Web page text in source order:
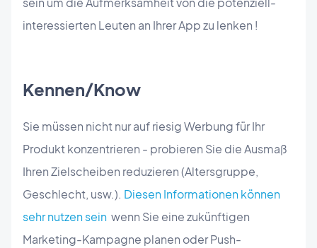
interessierten Leuten an Ihrer App zu lenken !
Kennen/Know
Sie müssen nicht nur auf riesig Werbung für Ihr
Produkt konzentrieren - probieren Sie die Ausmaß
Ihren Zielscheiben reduzieren (Altersgruppe,
Geschlecht, usw.). Diesen Informationen können
sehr nutzen sein wenn Sie eine zukünftigen
Marketing-Kampagne planen oder Push-